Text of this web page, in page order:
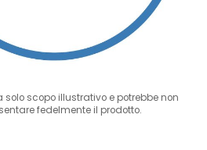
ingrandire
scopo illustrativo e potrebbe non
fedelmente il prodotto.